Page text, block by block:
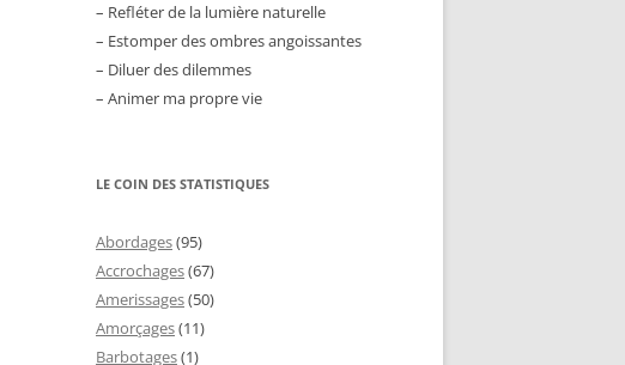
– Refléter de la lumière naturelle
– Estomper des ombres angoissantes
– Diluer des dilemmes
– Animer ma propre vie
LE COIN DES STATISTIQUES
Abordages(95)
Accrochages(67)
Amerissages(50)
Amorçages(11)
Barbotages(1)